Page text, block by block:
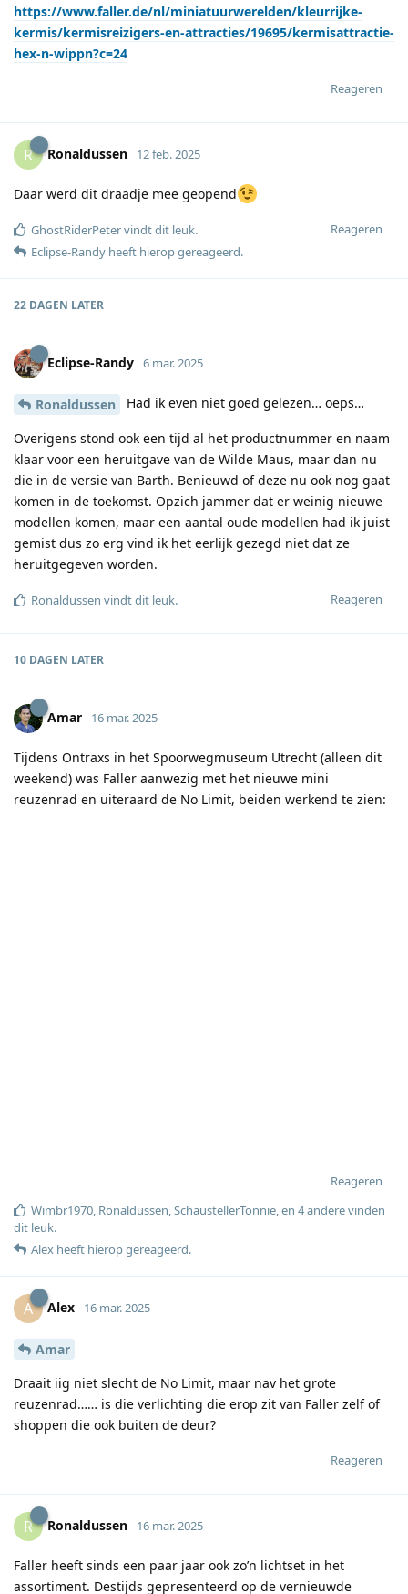
https://www.faller.de/nl/miniatuurwerelden/kleurrijke-
kermis/kermisreizigers-en-attracties/19695/kermisattractie-
hex-n-wippn?c=24
Reageren
R Ronaldussen 12 feb. 2025
Daar werd dit draadje mee geopend
Reageren
GhostRiderPetervindt dit leuk.
Eclipse-Randy heeft hierop gereageerd.
22 DAGEN LATER
Eclipse-Randy 6 mar. 2025
Ronaldussen Had ik even niet goed gelezen… oeps…
Overigens stond ook een tijd al het productnummer en naam
klaar voor een heruitgave van de Wilde Maus, maar dan nu
die in de versie van Barth. Benieuwd of deze nu ook nog gaat
komen in de toekomst. Opzich jammer dat er weinig nieuwe
modellen komen, maar een aantal oude modellen had ik juist
gemist dus zo erg vind ik het eerlijk gezegd niet dat ze
heruitgegeven worden.
Reageren
Ronaldussen vindt dit leuk.
10 DAGEN LATER
Amar 16 mar. 2025
Tijdens Ontraxs in het Spoorwegmuseum Utrecht (alleen dit
weekend) was Faller aanwezig met het nieuwe mini
reuzenrad en uiteraard de No Limit, beiden werkend te zien:
Reageren
Wimbr1970, Ronaldussen,SchaustellerTonnie, en 4anderevinden
dit leuk.
Alex heeft hierop gereageerd.
A Alex 16 mar. 2025
Amar
Draait iig niet slecht de No Limit, maar nav het grote
reuzenrad…… is die verlichting die erop zit van Faller zelf of
shoppen die ook buiten de deur?
Reageren
R Ronaldussen 16 mar. 2025
Faller heeft sinds een paar jaar ook zo’n lichtset in het
assortiment. Destijds gepresenteerd op de vernieuwde